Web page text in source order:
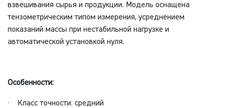
взвешивания сырья и продукции. Модель оснащена
тензометрическим типом измерения, усреднением
показаний массы при нестабильной нагрузке и
автоматической установкой нуля.
Особенности:
· Класс точности: средний